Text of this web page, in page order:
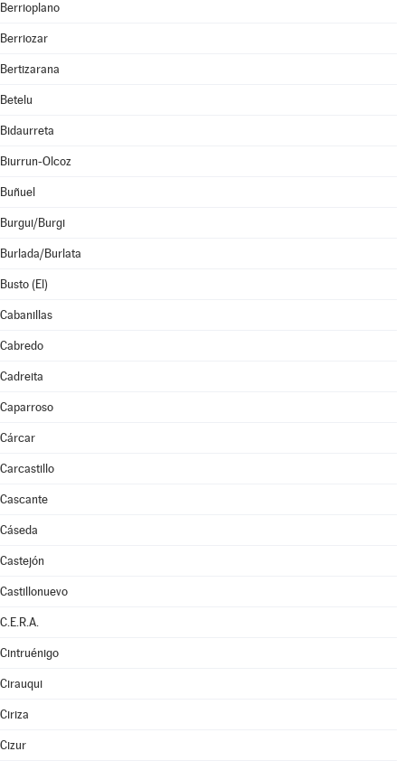
Berrioplano
Berriozar
Bertizarana
Betelu
Bidaurreta
Biurrun-Olcoz
Buñuel
Burgui/Burgi
Burlada/Burlata
Busto (El)
Cabanillas
Cabredo
Cadreita
Caparroso
Cárcar
Carcastillo
Cascante
Cáseda
Castejón
Castillonuevo
C.E.R.A.
Cintruénigo
Cirauqui
Ciriza
Cizur